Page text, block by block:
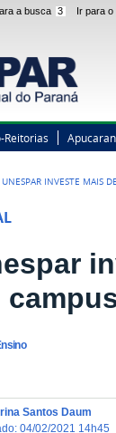
a busca 3 Ir para o
Reitorias
UNESPAR INVESTE MAIS
Santos Daum
:04/02/2021 14h45